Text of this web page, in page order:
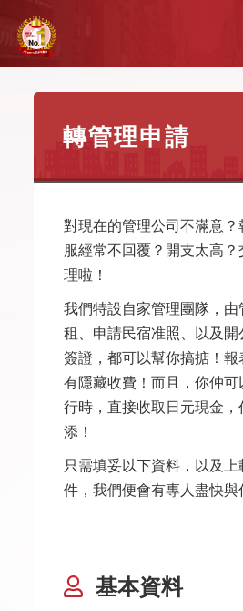
轉管理申請
對現在的管理公司不滿意
服經常不回覆？開支太高
理啦！
我們特設自家管理團隊，
租、申請民宿准照、以及
簽證，都可以幫你搞掂！報
有隱藏收費！而且，你仲
行時，直接收取日元現金，
添！
只需填妥以下資料，以及
件，我們便會有專人盡快與
基本資料